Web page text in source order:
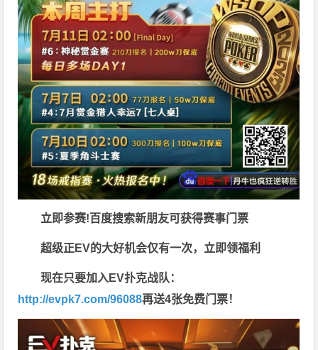
立即参赛!百度搜索新朋友可获得赛事门票
超级正EV的大好机会仅有一次，立即领福利
现在只要加入EV扑克战队：
http://evpk7.com/96088再送4张免费门票！